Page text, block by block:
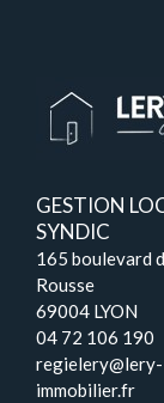
GESTION
SYNDIC
165 boulevard
Rousse
69004 LYON
04 72 106 190
regielery@lery-
immobilier.fr